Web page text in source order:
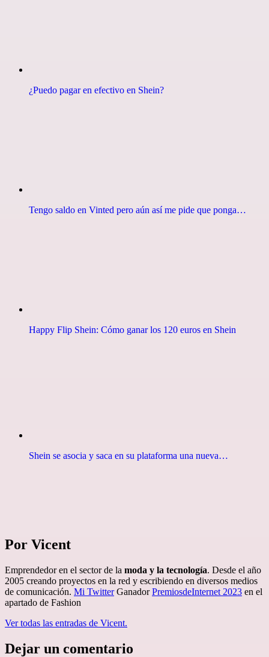
¿Puedo pagar en efectivo en Shein?
Tengo saldo en Vinted pero aún así me pide que ponga…
Happy Flip Shein: Cómo ganar los 120 euros en Shein
Shein se asocia y saca en su plataforma una nueva…
Por Vicent
Emprendedor en el sector de la moda y la tecnología. Desde el año
2005 creando proyectos en la red y escribiendo en diversos medios
de comunicación. Mi TwitterGanadorPremiosdeInternet 2023 en el
apartado de Fashion
Ver todas las entradas de Vicent.
Dejar un comentario